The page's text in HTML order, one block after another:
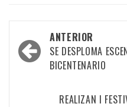
Navegación
por
entradas
ANTERIOR
SE DESPLOMA
BICENTENARIO
REALIZAN I